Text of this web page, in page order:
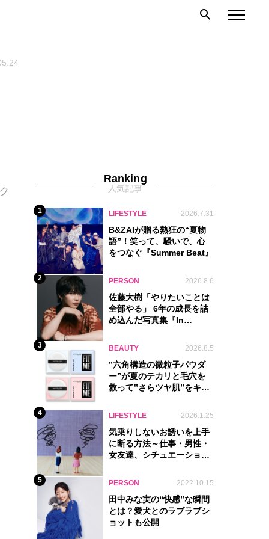
Ranking
人気記事
1 LIFESTYLE 2026.7.31
B&ZAIが贈る熱狂の“夏物
語”！笑って、騒いで、心
をつなぐ『Summer Beat』
2 PERSON 2026.8.6
佐藤大樹「やりたいことは
全部やる」 6年の成長を詰
め込んだ写真集『In
3 BEAUTY 2026.8.5
‟六角構造の微粒子パウダ
ー”が夏のテカリと毛穴を
救って‟さらツヤ肌”をキー
4 LIFESTYLE 2026.1.25
気乗りしないお誘いを上手
に断る方法～仕事・男性・
女友達、シチュエーション
5 PERSON 2022.10.15
田中みな実の“快感”な瞬間
とは？愛犬とのラブラブシ
ョットも公開